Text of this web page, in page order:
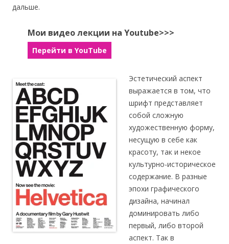
дальше.
Мои видео лекции на Youtube>>>
Перейти в YouTube
Эстетический аспект
выражается в том, что
шрифт представляет
собой сложную
художественную форму,
несущую в себе как
красоту, так и некое
культурно-историческое
содержание. В разные
эпохи графического
дизайна, начинал
доминировать либо
первый, либо второй
аспект. Так в